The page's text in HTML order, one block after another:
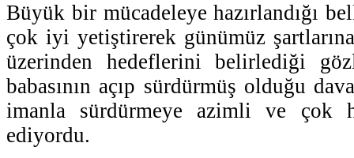
Büyük bir mücadeleye hazırlandığı
çok iyi yetiştirerek günümüz
üzerinden hedeflerini belirlediği
babasının açıp sürdürmüş olduğu
imanla sürdürmeye azimli ve çok
ediyordu.